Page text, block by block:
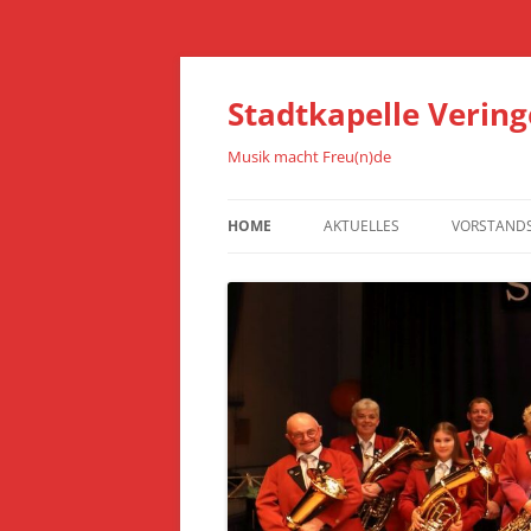
Stadtkapelle
Musik macht Freu(n)de
HOME AKTUELLES